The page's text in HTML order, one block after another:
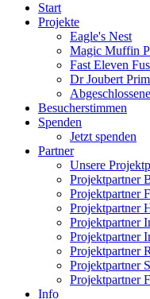
Start
Projekte
Eagle's Nest
Magic Muffin
Fast Eleven
Dr Joubert
Besucherstimmen
Spenden
Jetzt spenden
Partner
Unsere
Projektpartner
Projektpartner
Projektpartner
Projektpartner
Projektpartner
Projektpartner
Projektpartner
Projektpartner
Info